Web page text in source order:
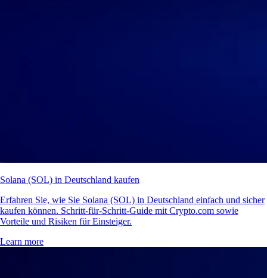
Solana (SOL) in Deutschland kaufen
Erfahren Sie, wie Sie Solana (SOL) in Deutschland einfach und sicher
kaufen können. Schritt-für-Schritt-Guide mit Crypto.com sowie
Vorteile und Risiken für Einsteiger.
Learn more